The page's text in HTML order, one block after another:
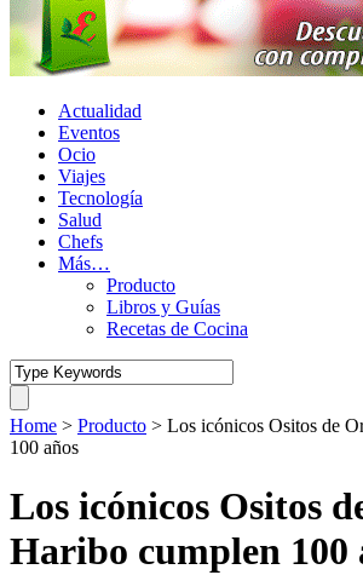
Actualidad
Eventos
Ocio
Viajes
Tecnología
Salud
Chefs
Más…
Producto
Libros y Guías
Recetas de Cocina
Home > Producto > Los icónicos Ositos de
100 años
Los icónicos Ositos
Haribo cumplen 100